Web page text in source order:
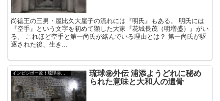
尚徳王の三男・屋比久大屋子の流れには『明氏』もある。 明氏には
『空手』という文字を初めて顕した大家『花城長茂（明増盛）』がい
る。 これほど空手と第一尚氏が絡んでいる理由とは？ 第一尚氏が駆
逐された後、生き...
琉球㊙︎外伝 浦添ようどれに秘め
られた意味と大和人の遺骨